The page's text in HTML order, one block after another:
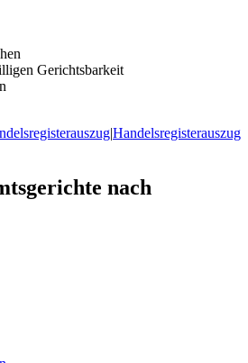
Gerichtsbarkeit
|Handelsregisterauszug
nach